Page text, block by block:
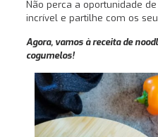
Não perca a oportunidade
incrível e partilhe com os
Agora, vamos à receita de
cogumelos!